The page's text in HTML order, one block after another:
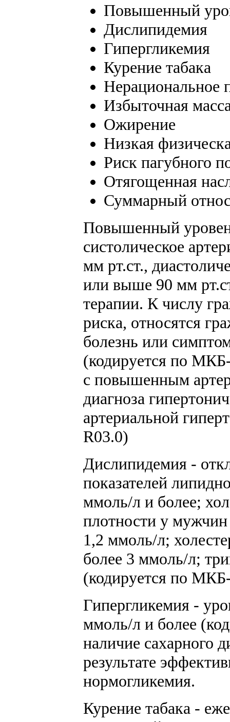
Повышенный
Дислипидемия
Гипергликемия
Курение табака
Нерациональное
Избыточная
Ожирение
Низкая
Риск пагубного
Отягощенная
Суммарный
Повышенный
систолическое
мм рт.ст.,
или выше 90 мм
терапии. К числу
риска, относятся
болезнь или
(кодируется по
с повышенным
диагноза
артериальной
R03.0)
Дислипидемия -
показателей
ммоль/л и более;
плотности у
1,2 ммоль/л;
более 3 ммоль/л;
(кодируется по
Гипергликемия -
ммоль/л и более
наличие сахарного
результате
нормогликемия.
Курение табака -